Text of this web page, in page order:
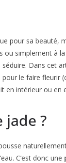
pour sa beauté,
simplement à
Dans cet
le faire fleurir
en intérieur ou en
jade ?
C’est donc une